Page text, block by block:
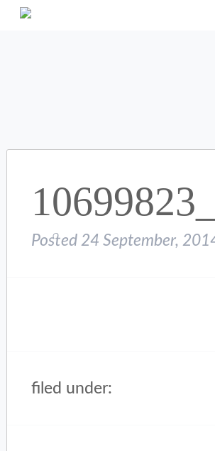
Posted 24 September,
filed under: